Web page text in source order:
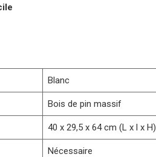
Blanc
Bois de pin massif
40 x 29,5 x 64 cm (L x l x H)
Nécessaire